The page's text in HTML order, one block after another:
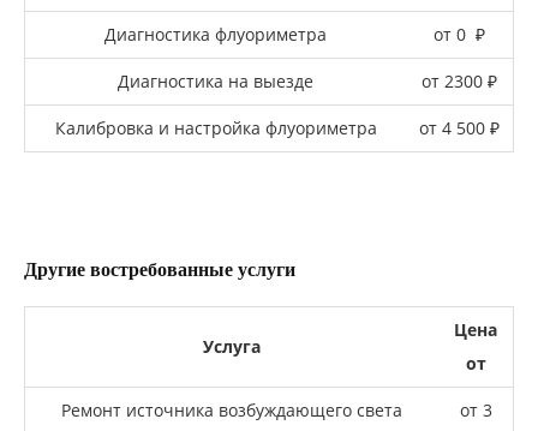
Диагностика флуориметра от 0 ₽
Диагностика на выезде от 2300 ₽
Калибровка и настройка флуориметра от 4 500 ₽
Другие востребованные услуги
Услуга
Цена
от
Ремонт источника возбуждающего света
от 3